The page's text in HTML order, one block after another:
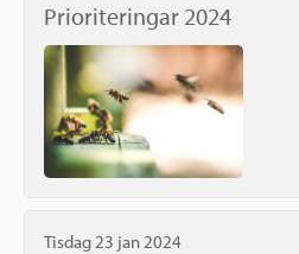
Prioriteringar 2024
Tisdag 23 jan 2024